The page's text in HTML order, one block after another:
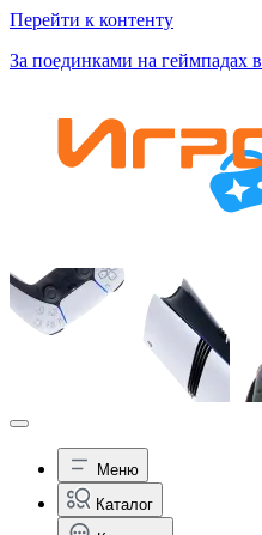
Перейти к контенту
За поединками на геймпадах в
Меню
Каталог